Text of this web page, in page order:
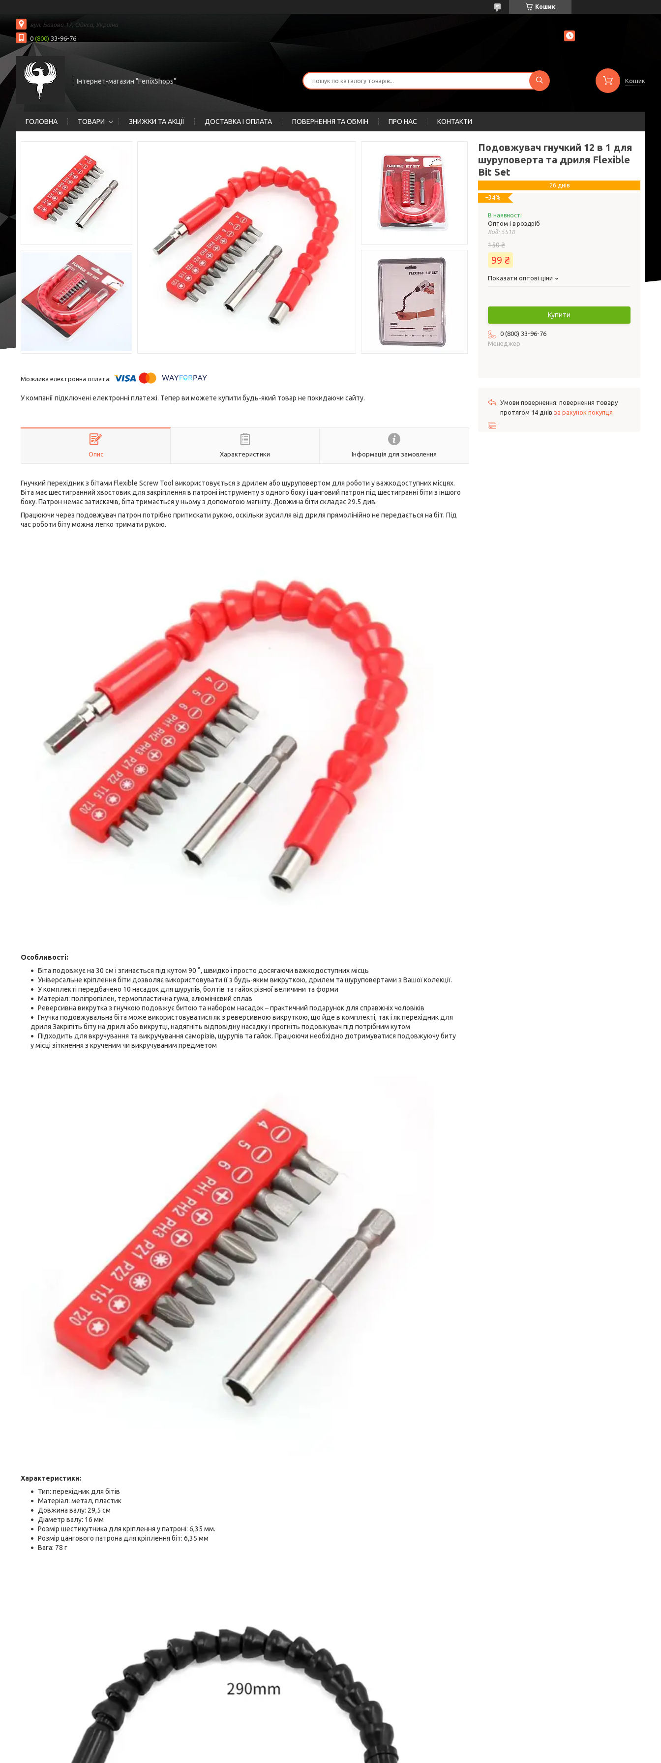
Кошик
вул. Базова 17, Одеса, Україна
0 (800) 33-96-76
Інтернет-магазин "FenixShops" Кошик
ГОЛОВНА ТОВАРИ ЗНИЖКИ ТА АКЦІЇ ДОСТАВКА І ОПЛАТА ПОВЕРНЕННЯ ТА ОБМІН ПРО НАС КОНТАКТИ
У компанії підключені електронні платежі. Тепер ви можете купити будь-який товар не покидаючи сайту.
Опис Характеристики Інформація для замовлення
Гнучкий перехідник з бітами Flexible Screw Tool використовується з дрилем або шуруповертом для роботи у важкодоступних місцях.
Біта має шестигранний хвостовик для закріплення в патроні інструменту з одного боку і цанговий патрон під шестигранні біти з іншого
боку. Патрон немає затискачів, біта тримається у ньому з допомогою магніту. Довжина біти складає 29.5 див.
Працюючи через подовжувач патрон потрібно притискати рукою, оскільки зусилля від дриля прямолінійно не передається на біт. Під
час роботи біту можна легко тримати рукою.
Особливості:
Біта подовжує на 30 см і згинається під кутом 90 °, швидко і просто досягаючи важкодоступних місць
Універсальне кріплення біти дозволяє використовувати її з будь-яким викруткою, дрилем та шуруповертами з Вашої колекції.
У комплекті передбачено 10 насадок для шурупів, болтів та гайок різної величини та форми
Матеріал: поліпропілен, термопластична гума, алюмінієвий сплав
Реверсивна викрутка з гнучкою подовжує битою та набором насадок – практичний подарунок для справжніх чоловіків
Гнучка подовжувальна біта може використовуватися як з реверсивною викруткою, що йде в комплекті, так і як перехідник для
дриля Закріпіть біту на дрилі або викрутці, надягніть відповідну насадку і прогніть подовжувач під потрібним кутом
Підходить для вкручування та викручування саморізів, шурупів та гайок. Працюючи необхідно дотримуватися подовжуючу биту
у місці зіткнення з крученим чи викручуваним предметом
Характеристики:
Тип: перехідник для бітів
Матеріал: метал, пластик
Довжина валу: 29,5 см
Діаметр валу: 16 мм
Розмір шестикутника для кріплення у патроні: 6,35 мм.
Розмір цангового патрона для кріплення біт: 6,35 мм
Вага: 78 г
Подовжувач гнучкий 12 в 1 для
шуруповерта та дриля Flexible
Bit Set
26 днів
–34%
В наявності
Оптом і в роздріб
Код: 5518
150 ₴
99 ₴
Показати оптові ціни
Купити
0 (800) 33-96-76
Менеджер
повернення товару
протягом 14 днів за рахунок покупця